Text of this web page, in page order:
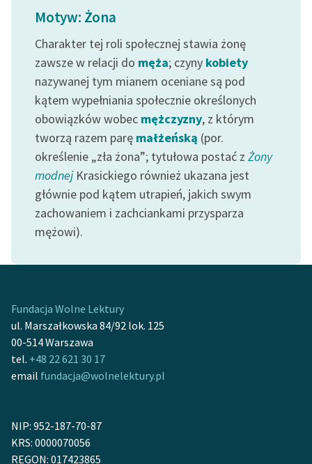
E-kolekcja lektur
szkolnych i literatury do
słuchania dla uczennic i
uczniów z
niepełnosprawnościami
Feministyczne inspiracje.
Popularyzacja
skandynawskiej literatury
feministycznej
Ręce pełne poezji
Kolekcje edukacyjne
twórców przechodzących
Odkurzamy bohaterów
Szkoła Poezji Wolnych
Lektur
Kontakt
O projekcie
Motyw: Żona
Charakter tej roli społecznej stawia żonę
zawsze w relacji do męża; czyny kobiety
nazywanej tym mianem oceniane są pod
kątem wypełniania społecznie określonych
obowiązków wobec mężczyzny, z którym
tworzą razem parę małżeńską (por.
określenie „zła żona”; tytułowa postać z Żony
modnejKrasickiego również ukazana jest
głównie pod kątem utrapień, jakich swym
zachowaniem i zachciankami przysparza
mężowi).
Fundacja Wolne Lektury
ul. Marszałkowska 84/92 lok. 125
00-514 Warszawa
tel. +48 22 621 30 17
email fundacja@wolnelektury.pl
NIP: 952-187-70-87
KRS: 0000070056
REGON: 017423865